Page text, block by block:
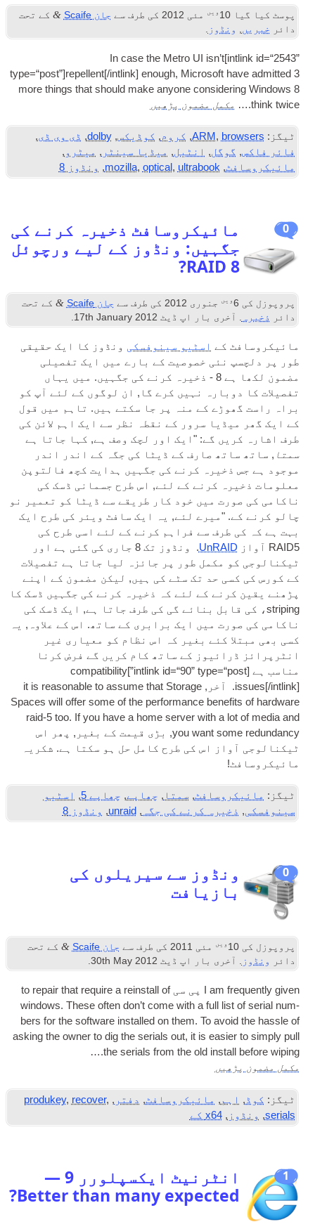
پوسٹ کیا گیا10 ویں مئی 2012 کی طرف سے جان Scaife & کے تحت
دائر خبریں ونڈوز
In case the Metro UI isn’t[int­link id=“2543”
type=“post”]repellent[/intlink] enough, Microsoft have admit­ted 3
more things that should make any­one con­sid­er­ing Win­dows 8
think twice.…
مکمل مضمون پڑھیں
ٹیگز: ARM , browsers
, کروم, کوڈیکس,
dolby
, ڈی وی ڈی,
فائر فاکس, گوگل, انٹیل, میڈیا سینٹر , میٹرو ,
مائیکروسافٹ,
mozilla, optical, ultrabook
, ونڈوز 8
0
مائیکروسافٹ ذخیرہ کرنے کی
جگہیں: ونڈوز کے لیے ورچوئل
RAID 8?
پروپوزل کی 6ویں جنوری 2012 کی طرف سے جان Scaife & کے تحت
دائر
ذخیرہ . آخری بار اپ ڈیٹ 17th January2012
مائیکروسافٹ کے اسٹیو سینوفسکی ونڈوز کا ایک حقیقی
طور پر دلچسپ نئی خصوصیت کے بارے میں ایک تفصیلی
مضمون لکھا ہے 8 - ذخیرہ کرنے کی جگہیں. میں یہاں
تفصیلات کا دوبارہ نہیں کرے گا, ان لوگوں کے لئے آپ کو
براہ راست گھوڑے کے منہ پر جا سکتے ہیں. تاہم میں قول
کے ایک گھر میڈیا سرور کے نقطہ نظر سے ایک اہم لائن کی
طرف اشارہ کریں گے: "ایک اور لچک وصف ہے, کہا جاتا ہے
سمتا , ساتھ ساتھ صارف کے ڈیٹا کی جگہ کے اندر اندر
موجود ہے جس ذخیرہ کرنے کی جگہیں ہدایت کچھ فالتوپن
معلومات ذخیرہ کرنے کے لئے, اس طرح جسمانی ڈسک کی
ناکامی کی صورت میں خود کار طریقے سے ڈیٹا کو تعمیر نو
چالو کرنے کے. "میرے لئے, یہ ایک سافٹ ویئر کی طرح ایک
بہت ہے کہ کی طرف سے فراہم کرنے کے لئے اسی طرح کی
RAID5 آواز
UnRAID
. ونڈوز تک 8 جاری کی گئی ہے اور
ٹیکنالوجی کو مکمل طور پر جائزہ لیا جاتا ہے تفصیلات
کے کورس کی کسی حد تک سٹے کی ہیں, لیکن مضمون کے اپنے
پڑھنے یقین کرنے کے لئے کہ ذخیرہ کرنے کی جگہیں ڈسک کا
striping، کی قابل بنائے گی کی طرف جاتا ہے, ایک ڈسک کی
ناکامی کی صورت میں ایک برابری کے ساتھ. اس کے علاوہ, یہ
کسی بھی مبتلا کئے بغیر کہ اس نظام کو معیاری غیر
انٹرپرائز ڈرائیوز کے ساتھ کام کریں گے فرض کرنا
مناسب ہے [int­link id=“90” type=“post”
]
compatibility
issues[/intlink]. آخر,
it is reas­on­able to assume that Stor­age
Spaces will offer some of the per­form­ance bene­fits of hard­ware
raid‑5 too. If you have a home serv­er with a lot of media and
you want some redund­ancy, بڑی قیمت کے بغیر, پھر اس
ٹیکنالوجی آواز اس کی طرح کامل حل ہو سکتا ہے. شکریہ
مائیکروسافٹ!
ٹیگز: مائیکروسافٹ, سمتا , چھاپے, چھاپے 5 , اسٹیو
سینوفسکی, ذخیرہ کرنے کی جگہ ,
unraid
, ونڈوز 8
0
ونڈوز سے سیریلوں کی
بازیافت
پروپوزل کی10 ویں مئی 2011 کی طرف سے جان Scaife & کے تحت
دائر
ونڈوز . آخری بار اپ ڈیٹ 30th May2012
I am fre­quently giv­en پی سی to repair that require a rein­stall of
win­dows. These often don’t come with a full list of seri­al num­
bers for the soft­ware installed on them. To avoid the hassle of
ask­ing the own­er to dig the seri­als out, it is easi­er to simply pull
the seri­als from the old install before wip­ing.…
مکمل مضمون پڑھیں
ٹیگز: کوڈ , اہم, مائیکروسافٹ, دفتر ,
produkey, recover,
serials
, ونڈوز ,x64 کے
1 انٹرنیٹ ایکسپلورر 9
—
Better than many expected
?